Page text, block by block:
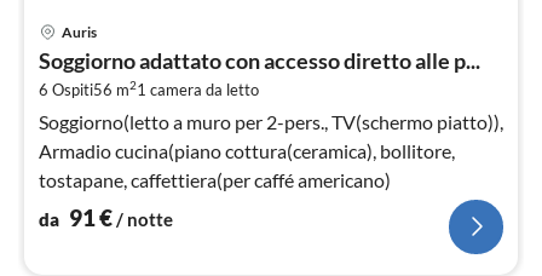
Auris
Soggiorno adattato con accesso diretto alle p...
6 Ospiti56 m21 camera da letto
Soggiorno(letto a muro per 2-pers., TV(schermo piatto)),
Armadio cucina(piano cottura(ceramica), bollitore,
tostapane, caffettiera(per caffé americano)
da 91€/ notte